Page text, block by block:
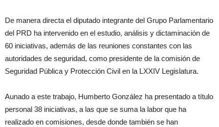
De manera directa el diputado integrante del Grupo Parlamentario
del PRD ha intervenido en el estudio, análisis y dictaminación de
60 iniciativas, además de las reuniones constantes con las
autoridades de seguridad, como presidente de la comisión de
Seguridad Pública y Protección Civil en la LXXIV Legislatura.
Aunado a este trabajo, Humberto González ha presentado a título
personal 38 iniciativas, a las que se suma la labor que ha
realizado en comisiones, desde donde también se han